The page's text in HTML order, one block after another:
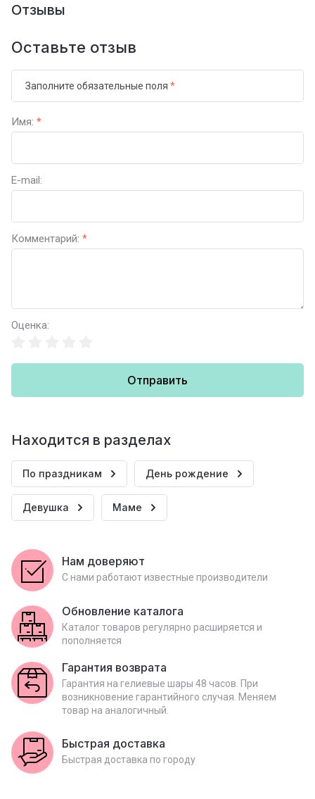
Отзывы
Оставьте отзыв
Заполните обязательные поля *
Имя: *
E-mail:
Комментарий: *
Оценка:
Отправить
Находится в разделах
По праздникам День рождение
Девушка Маме
Нам доверяют
С нами работают известные производители
Обновление каталога
Каталог товаров регулярно расширяется и
пополняется
Гарантия возврата
Гарантия на гелиевые шары 48 часов. При
возникновение гарантийного случая. Меняем
товар на аналогичный.
Быстрая доставка
Быстрая доставка по городу